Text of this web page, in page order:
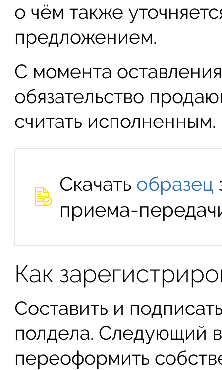
о чём также
предложением.
С момента
обязательство
считать исполненным.
Скачать образец
приема-
Как
Составить и
полдела. Следующий
переоформить